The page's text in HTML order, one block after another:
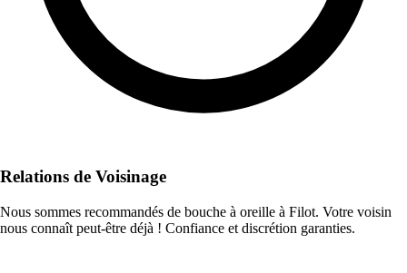
Relations de Voisinage
Nous sommes recommandés de bouche à oreille à Filot. Votre voisin
nous connaît peut-être déjà ! Confiance et discrétion garanties.